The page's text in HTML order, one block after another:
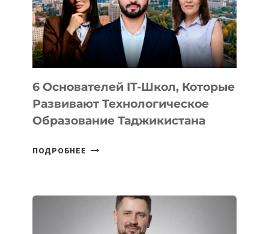
УСТРОЙСТВА
ОТ
OPENAI
6 Основателей IT-Школ, Которые
Развивают Технологическое
Образование Таджикистана
ПОДРОБНЕЕ
КОТОРЫЕ
РАЗВИВАЮТ